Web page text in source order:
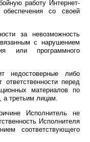
работу Интернет-
со своей
за невозможность
с нарушением
или программного
недостоверные либо
перед
материалов по
а третьим лицам.
Исполнитель не
Исполнителя
соответствующего